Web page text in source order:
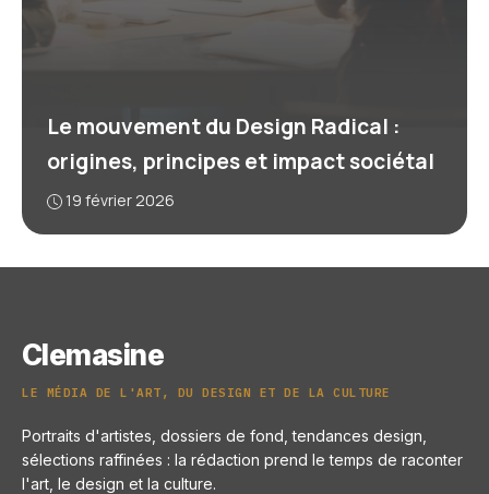
Le mouvement du Design Radical :
origines, principes et impact sociétal
19 février 2026
Clemasine
LE MÉDIA DE L'ART, DU DESIGN ET DE LA CULTURE
Portraits d'artistes, dossiers de fond, tendances design,
sélections raffinées : la rédaction prend le temps de raconter
l'art, le design et la culture.